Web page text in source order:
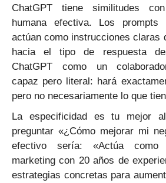
ChatGPT tiene similitudes
humana efectiva. Los prompts
actúan como instrucciones claras
hacia el tipo de respuesta
ChatGPT como un
capaz pero literal: hará
pero no necesariamente lo que
La especificidad es tu mejor
preguntar «¿Cómo mejorar mi
efectivo sería: «Actúa
marketing con 20 años de
estrategias concretas para